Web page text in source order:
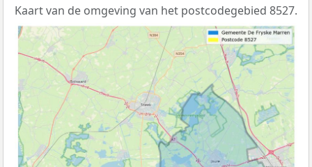
Kaart van de omgeving van het postcodegebied 8527.